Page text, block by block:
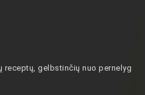
receptų, gelbstinčių nuo pernelyg